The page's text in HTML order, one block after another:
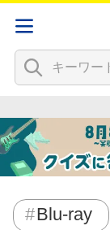
Blu-ray